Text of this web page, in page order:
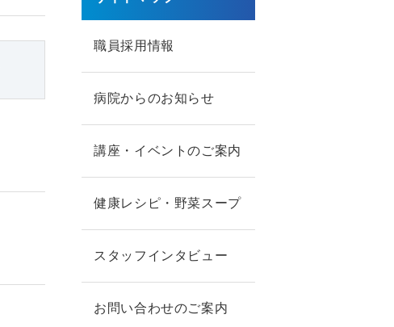
職員採用情報
病院からのお知らせ
講座・イベントのご案内
健康レシピ・野菜スープ
スタッフインタビュー
お問い合わせのご案内